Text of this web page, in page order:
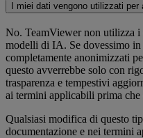
I miei dati vengono utilizzati
No. TeamViewer non utilizza i
modelli di IA. Se dovessimo in
completamente anonimizzati
questo avverrebbe solo con
trasparenza e tempestivi
ai termini applicabili prima
Qualsiasi modifica di questo
documentazione e nei termini